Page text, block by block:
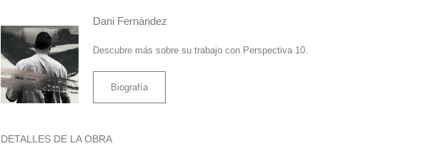
Dani Fernández
Descubre más sobre su trabajo con Perspectiva 10.
Biografía
DETALLES DE LA OBRA